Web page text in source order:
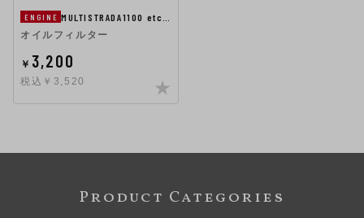
ENGINE MULTISTRADA1100 etc…
オイルフィルター
￥ 3,200
税込￥3,520
Product Categories